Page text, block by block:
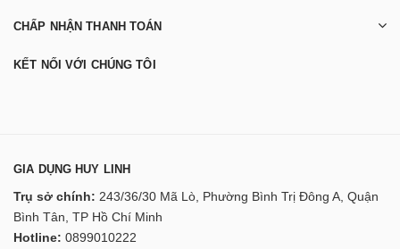
CHẤP NHẬN THANH TOÁN
KẾT NỐI VỚI CHÚNG TÔI
GIA DỤNG HUY LINH
Trụ sở chính: 243/36/30 Mã Lò, Phường Bình Trị Đông A, Quận
Bình Tân, TP Hồ Chí Minh
Hotline: 0899010222